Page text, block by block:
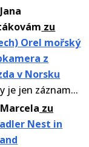
Jana
zu
Orel mořský
z
v Norsku
je jen záznam...
Marcela zu
Nest in